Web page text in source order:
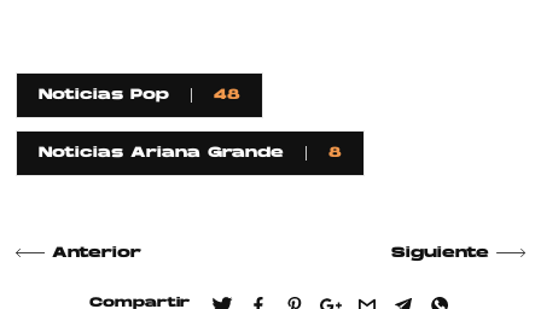
Noticias Pop 48
Noticias Ariana Grande 8
Anterior Siguiente
Compartir